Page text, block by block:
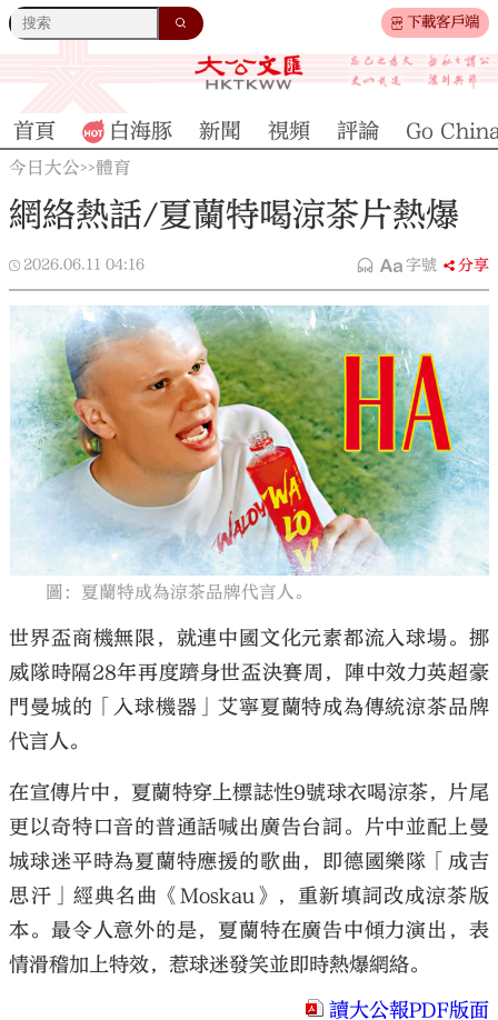
下載客戶端
大公文匯
首頁 白海豚 新聞 視頻 評論 Go
今日大公>>體育
網絡熱話/夏蘭特喝涼茶片熱爆
2026.06.11 04:16 字號 分享
圖：夏蘭特成為涼茶品牌代言人。
世界盃商機無限，就連中國文化元素都流入球場。挪
威隊時隔28年再度躋身世盃決賽周，陣中效力英超豪
門曼城的「入球機器」艾寧夏蘭特成為傳統涼茶品牌
代言人。
在宣傳片中，夏蘭特穿上標誌性9號球衣喝涼茶，片尾
更以奇特口音的普通話喊出廣告台詞。片中並配上曼
城球迷平時為夏蘭特應援的歌曲，即德國樂隊「成吉
思汗」經典名曲《Moskau》，重新填詞改成涼茶版
本。最令人意外的是，夏蘭特在廣告中傾力演出，表
情滑稽加上特效，惹球迷發笑並即時熱爆網絡。
讀大公報PDF版面